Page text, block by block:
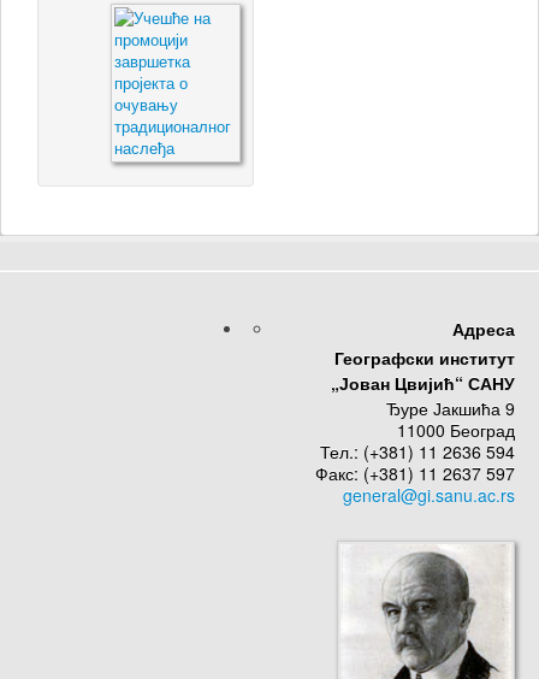
Адреса
Географски институт
„Јован Цвијић“ САНУ
Ђуре Јакшића 9
11000 Београд
Тел.: (+381) 11 2636 594
Факс: (+381) 11 2637 597